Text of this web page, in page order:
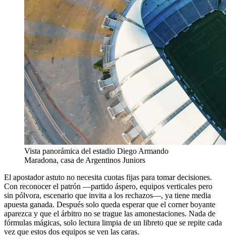
Vista panorámica del estadio Diego Armando
Maradona, casa de Argentinos Juniors
El apostador astuto no necesita cuotas fijas para tomar decisiones.
Con reconocer el patrón —partido áspero, equipos verticales pero
sin pólvora, escenario que invita a los rechazos—, ya tiene media
apuesta ganada. Después solo queda esperar que el corner boyante
aparezca y que el árbitro no se trague las amonestaciones. Nada de
fórmulas mágicas, solo lectura limpia de un libreto que se repite cada
vez que estos dos equipos se ven las caras.